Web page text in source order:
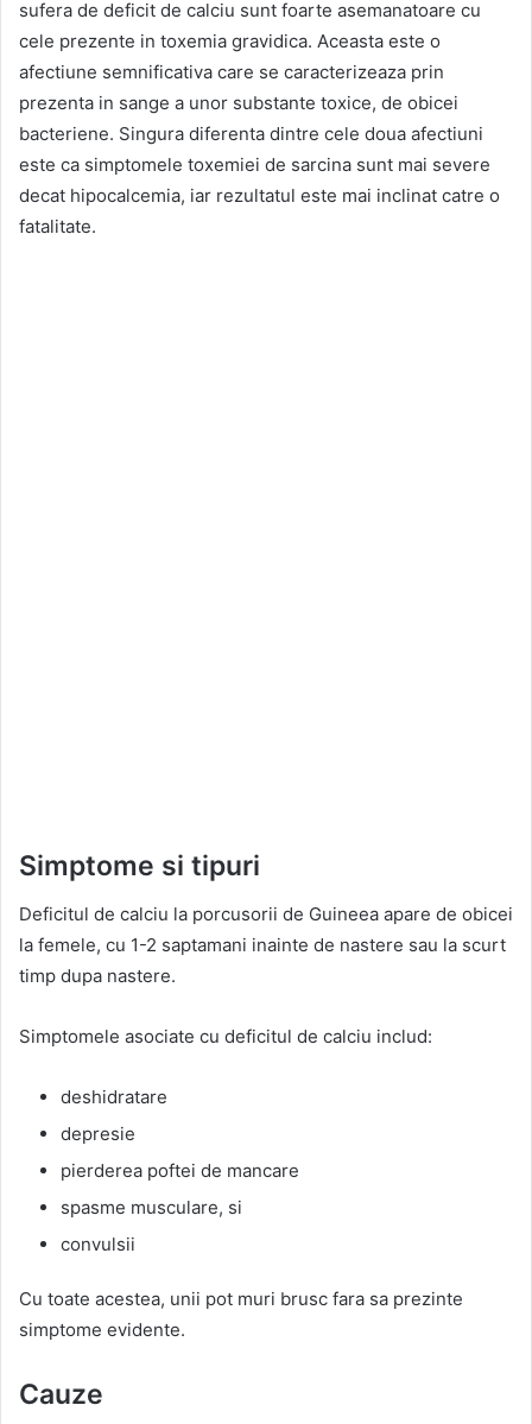
sufera de deficit de calciu sunt foarte asemanatoare cu
cele prezente in toxemia gravidica. Aceasta este o
afectiune semnificativa care se caracterizeaza prin
prezenta in sange a unor substante toxice, de obicei
bacteriene. Singura diferenta dintre cele doua afectiuni
este ca simptomele toxemiei de sarcina sunt mai severe
decat hipocalcemia, iar rezultatul este mai inclinat catre o
fatalitate.
Simptome si tipuri
Deficitul de calciu la porcusorii de Guineea apare de obicei
la femele, cu 1-2 saptamani inainte de nastere sau la scurt
timp dupa nastere.
Simptomele asociate cu deficitul de calciu includ:
deshidratare
depresie
pierderea poftei de mancare
spasme musculare, si
convulsii
Cu toate acestea, unii pot muri brusc fara sa prezinte
simptome evidente.
Cauze